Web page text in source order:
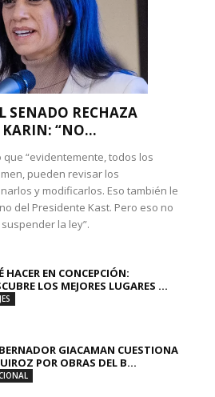
SENADO RECHAZA
KARIN: “NO...
que “evidentemente, todos los
pueden revisar los
y modificarlos. Eso también le
del Presidente Kast. Pero eso no
la ley”.
HACER EN CONCEPCIÓN:
LOS MEJORES LUGARES ...
GIACAMAN CUESTIONA
POR OBRAS DEL B...